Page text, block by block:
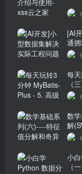
[AI
通
每
（
数
解
小
（